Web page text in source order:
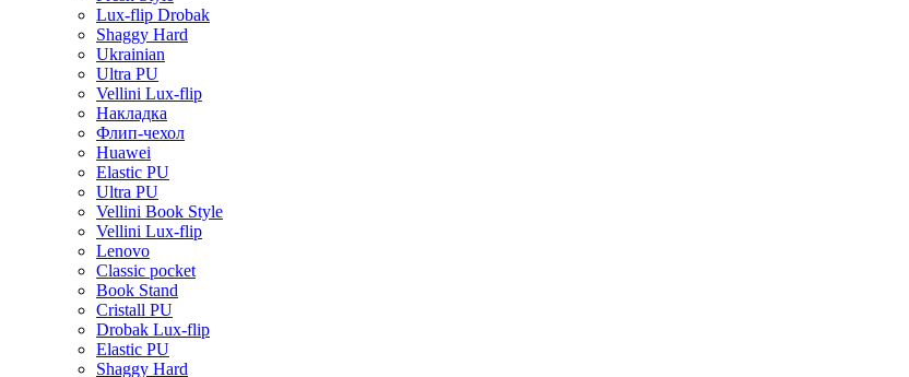
Lux-flip Drobak
Shaggy Hard
Ukrainian
Ultra PU
Vellini Lux-flip
Накладка
Флип-чехол
Huawei
Elastic PU
Ultra PU
Vellini Book Style
Vellini Lux-flip
Lenovo
Classic pocket
Book Stand
Cristall PU
Drobak Lux-flip
Elastic PU
Shaggy Hard